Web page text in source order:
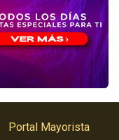
Portal Mayorista